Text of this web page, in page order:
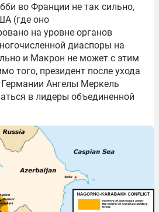
во Франции не так сильно,
(где оно
на уровне органов
диаспоры на
и Макрон не может с этим
того, президент после ухода
Ангелы Меркель
в лидеры объединенной